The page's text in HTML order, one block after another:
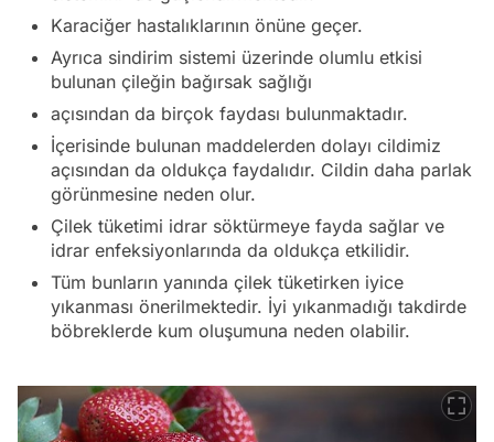
Karaciğer hastalıklarının önüne geçer.
Ayrıca sindirim sistemi üzerinde olumlu etkisi
bulunan çileğin bağırsak sağlığı
açısından da birçok faydası bulunmaktadır.
İçerisinde bulunan maddelerden dolayı cildimiz
açısından da oldukça faydalıdır. Cildin daha parlak
görünmesine neden olur.
Çilek tüketimi idrar söktürmeye fayda sağlar ve
idrar enfeksiyonlarında da oldukça etkilidir.
Tüm bunların yanında çilek tüketirken iyice
yıkanması önerilmektedir. İyi yıkanmadığı takdirde
böbreklerde kum oluşumuna neden olabilir.